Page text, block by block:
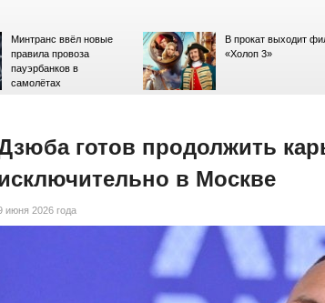
Минтранс ввёл новые
правила провоза
пауэрбанков в
самолётах
В прокат выходит
«Холоп 3»
готов продолжить
в Москве
июня 2026 года